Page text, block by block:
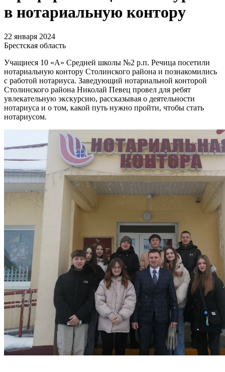
в нотариальную контору
22 января 2024
Брестская область
Учащиеся 10 «А» Средней школы №2 р.п. Речица посетили
нотариальную контору Столинского района и познакомились
с работой нотариуса. Заведующий нотариальной конторой
Столинского района Николай Певец провел для ребят
увлекательную экскурсию, рассказывая о деятельности
нотариуса и о том, какой путь нужно пройти, чтобы стать
нотариусом.